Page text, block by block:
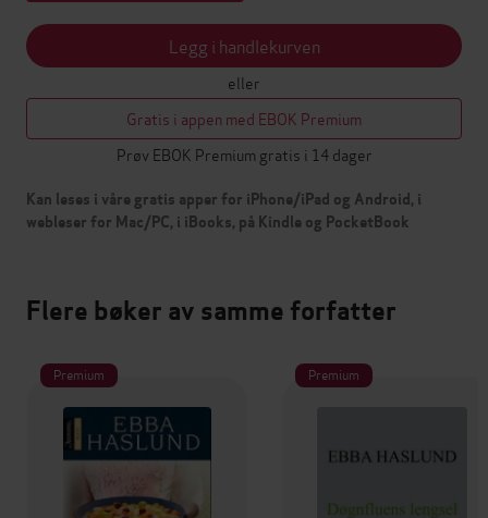
Legg i handlekurven
eller
Gratis i appen med EBOK Premium
Prøv EBOK Premium gratis i 14 dager
Kan leses i våre gratis apper for iPhone/iPad og Android, i
webleser for Mac/PC, i iBooks, på Kindle og PocketBook
Flere bøker av samme forfatter
Premium Premium